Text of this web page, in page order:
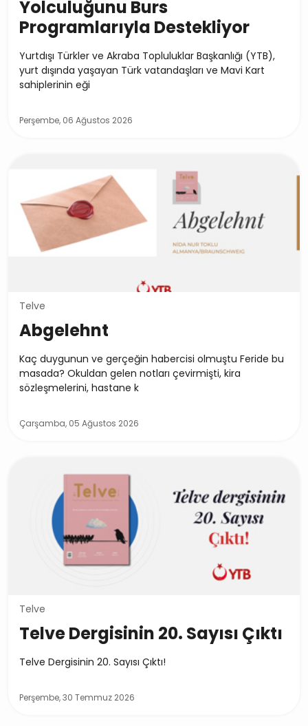
Yolculuğunu Burs
Programlarıyla Destekliyor
Yurtdışı Türkler ve Akraba Topluluklar Başkanlığı (YTB),
yurt dışında yaşayan Türk vatandaşları ve Mavi Kart
sahiplerinin eği
Perşembe, 06 Ağustos 2026
Telve
Abgelehnt
Kaç duygunun ve gerçeğin habercisi olmuştu Feride bu
masada? Okuldan gelen notları çevirmişti, kira
sözleşmelerini, hastane k
Çarşamba, 05 Ağustos 2026
Telve
Telve Dergisinin 20. Sayısı Çıktı
Telve Dergisinin 20. Sayısı Çıktı!
Perşembe, 30 Temmuz 2026